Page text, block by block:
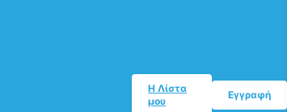
Η Λίστα
μου
Εγγραφή